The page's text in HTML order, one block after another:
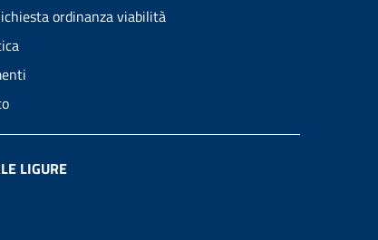
ordinanza viabilità
LIGURE